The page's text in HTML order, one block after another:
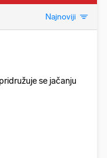
Najnoviji
se jačanju